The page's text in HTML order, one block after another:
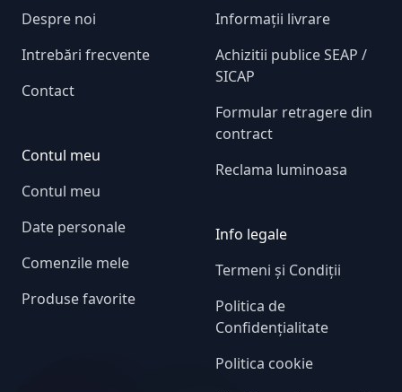
Despre noi
Intrebări frecvente
Contact
Contul meu
Contul meu
Date personale
Comenzile mele
Produse favorite
Informații livrare
Achizitii publice SEAP /
SICAP
Formular retragere din
contract
Reclama luminoasa
Info legale
Termeni și Condiții
Politica de
Confidențialitate
Politica cookie